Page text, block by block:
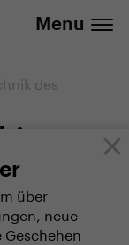
Menu
über
neue
des